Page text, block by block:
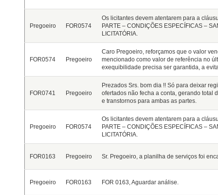
Pregoeiro FOR0574
Os licitantes devem atentarem para a
PARTE – CONDIÇÕES ESPECÍFICAS –
LICITATÓRIA.
FOR0574 Pregoeiro
Caro Pregoeiro, reforçamos que o valor
mencionado como valor de referência no
exequibilidade precisa ser garantida, a
FOR0741 Pregoeiro
Prezados Srs. bom dia !! Só para deixar
ofertados não fecha a conta, gerando total
e transtornos para ambas as partes.
Pregoeiro FOR0574
Os licitantes devem atentarem para a
PARTE – CONDIÇÕES ESPECÍFICAS –
LICITATÓRIA.
FOR0163 Pregoeiro Sr. Pregoeiro, a planilha de serviços foi
Pregoeiro FOR0163 FOR 0163, Aguardar análise.